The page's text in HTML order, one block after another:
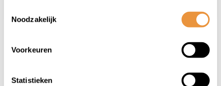
Noodzakelijk
Voorkeuren
Statistieken